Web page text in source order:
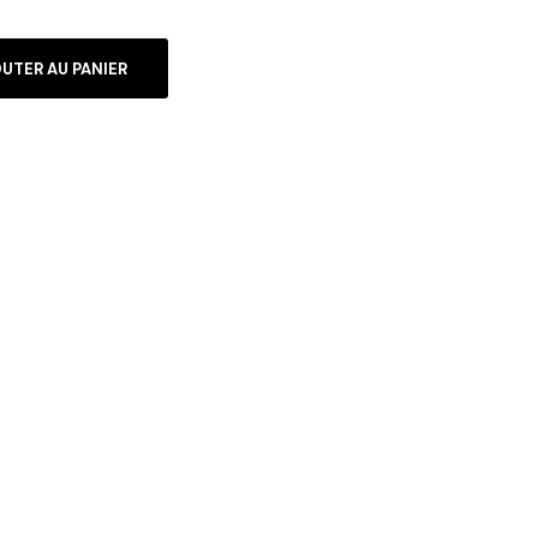
AU PANIER